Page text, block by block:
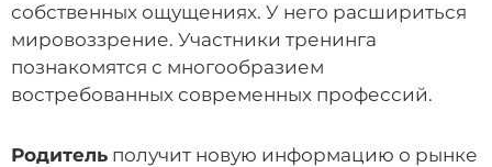
собственных ощущениях. У него расшириться
мировоззрение. Участники тренинга
познакомятся с многообразием
востребованных современных профессий.
Родитель получит новую информацию о рынке